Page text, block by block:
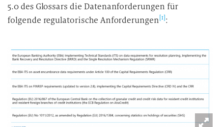
5.0 des Glossars die Datenanforderungen für
folgende regulatorische Anforderungen [1] :